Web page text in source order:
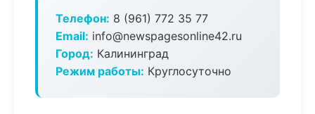
Телефон: 8 (961) 772 35 77
Email: info@newspagesonline42.ru
Город: Калининград
Режим работы: Круглосуточно